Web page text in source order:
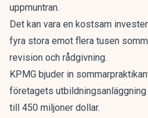
uppmuntran.
Det kan vara en kostsam
fyra stora emot flera tusen
revision och rådgivning.
KPMG bjuder in
företagets
till 450 miljoner dollar.